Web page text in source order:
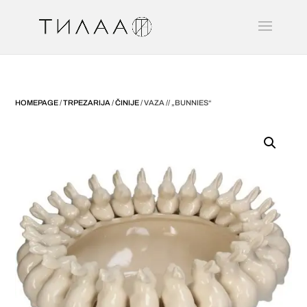
HOMEPAGE/TRPEZARIJA /ČINIJE/ VAZA // „BUNNIES“